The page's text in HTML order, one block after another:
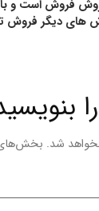
فروش است و
های دیگر فروش
شد. بخش‌های